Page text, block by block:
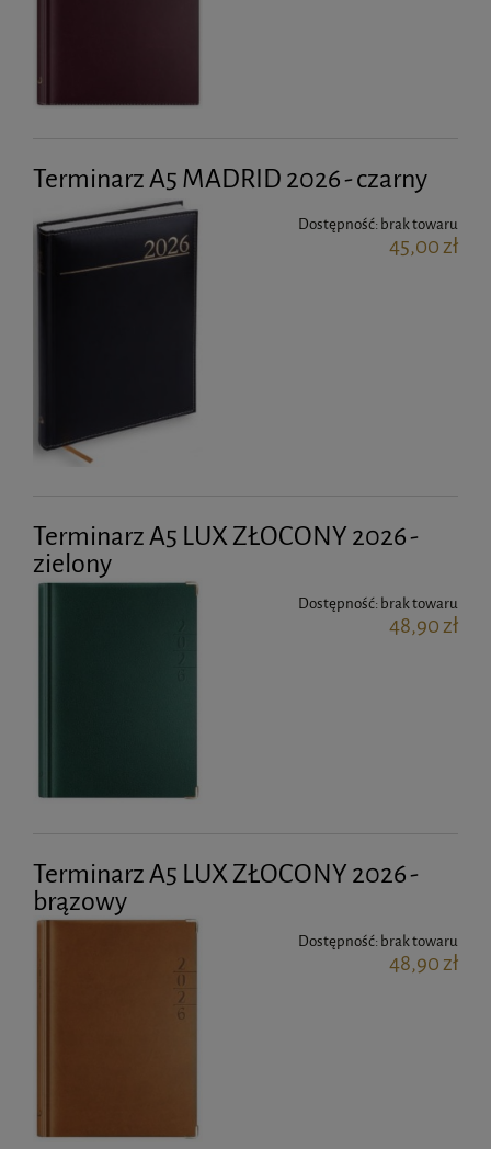
Terminarz A5 MADRID 2026 - czarny
Dostępność: brak towaru
45,00 zł
Terminarz A5 LUX ZŁOCONY 2026 -
zielony
Dostępność: brak towaru
48,90 zł
Terminarz A5 LUX ZŁOCONY 2026 -
brązowy
Dostępność: brak towaru
48,90 zł